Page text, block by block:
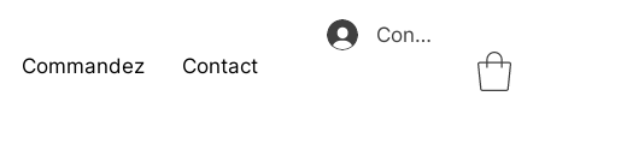
Commandez Contact
Connexion